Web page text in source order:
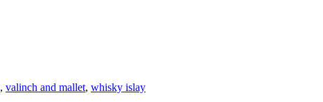
, valinch and mallet, whisky islay